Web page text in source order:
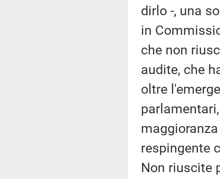
dirlo -, una
in
che non
audite, che
oltre
respingente
Non riuscite